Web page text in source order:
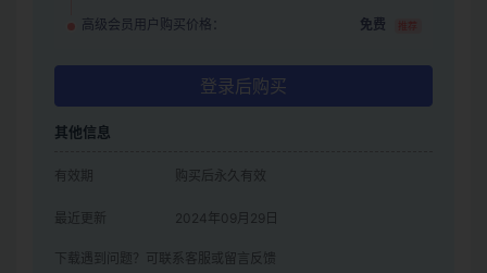
高级会员用户购买价格： 免费 推荐
登录后购买
其他信息
有效期 购买后永久有效
最近更新 2024年09月29日
下载遇到问题？可联系客服或留言反馈